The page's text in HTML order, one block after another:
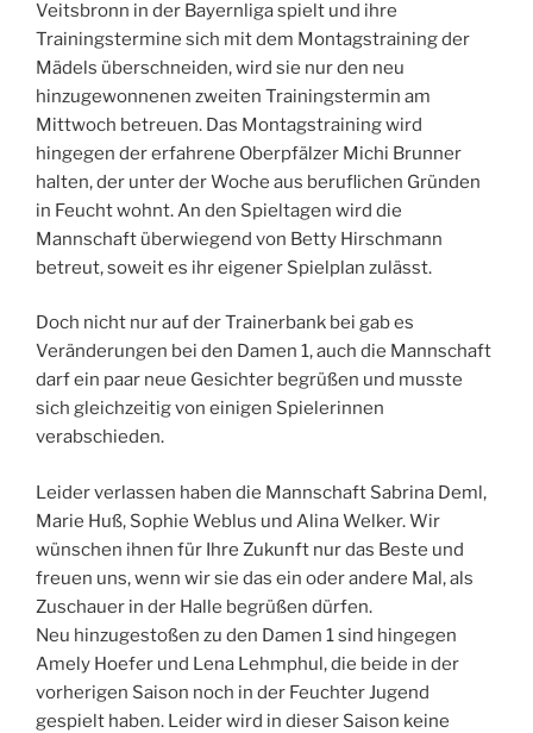
Veitsbronn in der Bayernliga spielt und ihre
Trainingstermine sich mit dem Montagstraining der
Mädels überschneiden, wird sie nur den neu
hinzugewonnenen zweiten Trainingstermin am
Mittwoch betreuen. Das Montagstraining wird
hingegen der erfahrene Oberpfälzer Michi Brunner
halten, der unter der Woche aus beruflichen Gründen
in Feucht wohnt. An den Spieltagen wird die
Mannschaft überwiegend von Betty Hirschmann
betreut, soweit es ihr eigener Spielplan zulässt.
Doch nicht nur auf der Trainerbank bei gab es
Veränderungen bei den Damen 1, auch die Mannschaft
darf ein paar neue Gesichter begrüßen und musste
sich gleichzeitig von einigen Spielerinnen
verabschieden.
Leider verlassen haben die Mannschaft Sabrina Deml,
Marie Huß, Sophie Weblus und Alina Welker. Wir
wünschen ihnen für Ihre Zukunft nur das Beste und
freuen uns, wenn wir sie das ein oder andere Mal, als
Zuschauer in der Halle begrüßen dürfen.
Neu hinzugestoßen zu den Damen 1 sind hingegen
Amely Hoefer und Lena Lehmphul, die beide in der
vorherigen Saison noch in der Feuchter Jugend
gespielt haben. Leider wird in dieser Saison keine